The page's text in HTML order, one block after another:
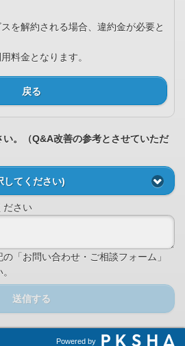
を解約される場合、違約金が必要と
料金となります。
戻る
。（Q&A改善の参考とさせていただ
してください)
ださい
「お問い合わせ・ご相談フォーム」
送信する
Powered by